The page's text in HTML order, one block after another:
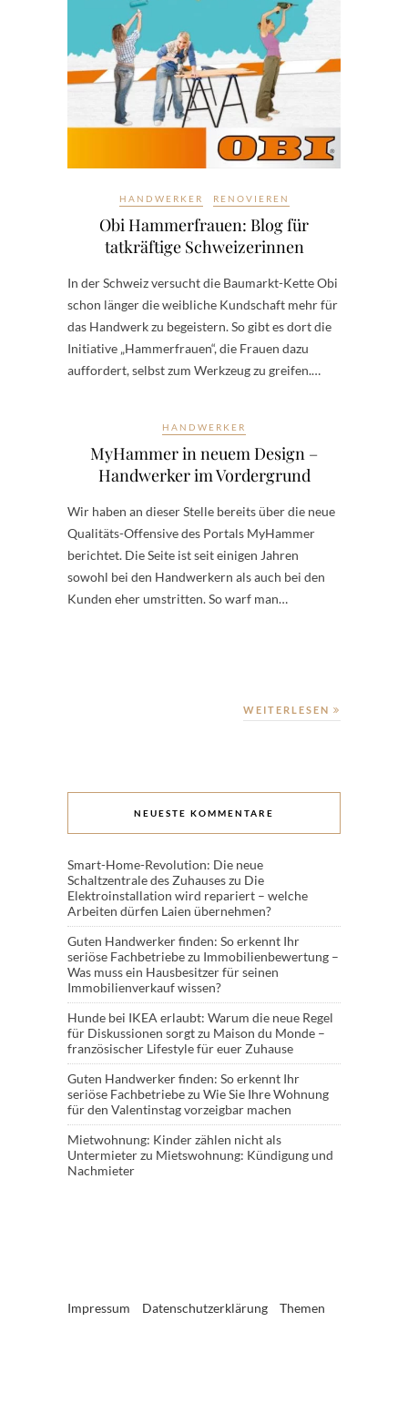
HANDWERKER RENOVIEREN
Obi Hammerfrauen: Blog für
tatkräftige Schweizerinnen
In der Schweiz versucht die Baumarkt-Kette Obi
schon länger die weibliche Kundschaft mehr für
das Handwerk zu begeistern. So gibt es dort die
Initiative „Hammerfrauen“, die Frauen dazu
auffordert, selbst zum Werkzeug zu greifen.…
HANDWERKER
MyHammer in neuem Design –
Handwerker im Vordergrund
Wir haben an dieser Stelle bereits über die neue
Qualitäts-Offensive des Portals MyHammer
berichtet. Die Seite ist seit einigen Jahren
sowohl bei den Handwerkern als auch bei den
Kunden eher umstritten. So warf man…
WEITERLESEN
NEUESTE KOMMENTARE
Smart-Home-Revolution: Die neue
Schaltzentrale des Zuhauseszu Die
Elektroinstallation wird repariert – welche
Arbeiten dürfen Laien übernehmen?
Guten Handwerker finden: So erkennt Ihr
seriöse Fachbetriebezu Immobilienbewertung –
Was muss ein Hausbesitzer für seinen
Immobilienverkauf wissen?
Hunde bei IKEA erlaubt: Warum die neue Regel
für Diskussionen sorgtzu Maison du Monde –
französischer Lifestyle für euer Zuhause
Guten Handwerker finden: So erkennt Ihr
seriöse Fachbetriebezu Wie Sie Ihre Wohnung
für den Valentinstag vorzeigbar machen
Mietwohnung: Kinder zählen nicht als
Untermieterzu Mietswohnung: Kündigung und
Nachmieter
Impressum Datenschutzerklärung Themen